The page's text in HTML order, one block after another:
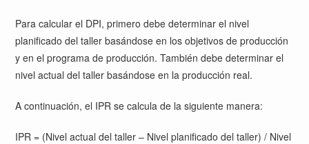
Para calcular el DPI, primero debe determinar el nivel
planificado del taller basándose en los objetivos de producción
y en el programa de producción. También debe determinar el
nivel actual del taller basándose en la producción real.
A continuación, el IPR se calcula de la siguiente manera:
IPR = (Nivel actual del taller – Nivel planificado del taller) / Nivel